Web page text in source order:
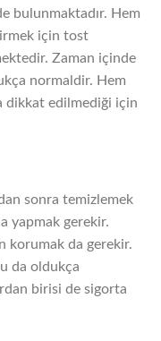
bulunmaktadır. Hem
için tost
Zaman içinde
normaldir. Hem
dikkat edilmediği için
sonra temizlemek
yapmak gerekir.
korumak da gerekir.
da oldukça
birisi de sigorta